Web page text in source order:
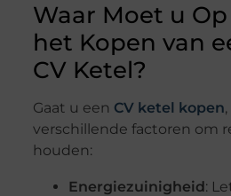
Waar Moet u
het Kopen van
CV Ketel?
Gaat u een CV ketel kopen
verschillende factoren om
houden:
Energiezuinigheid: